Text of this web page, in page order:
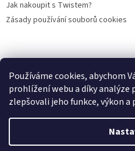
Používáme cookies, abychom
prohlížení webu a díky analýze
zlepšovali jeho funkce, výkon
Jak nakoupit s Twistem?
Zásady používání souborů cookies